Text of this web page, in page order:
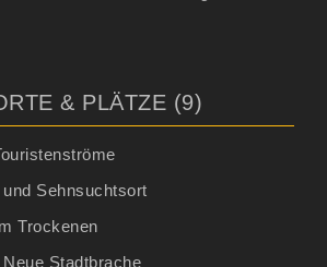
& PLÄTZE (9)
Sehnsuchtsort
Trockenen
Stadtbrache